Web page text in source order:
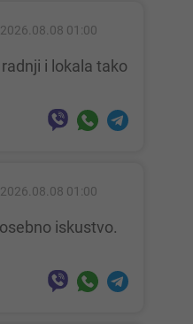
2026.08.08 01:00
2026.08.08 01:00